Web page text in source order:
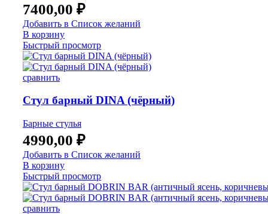
7400,00 ₽
Добавить в Список желаний
В корзину
Быстрый просмотр
сравнить
Стул барный DINA (чёрный)
Барные стулья
4990,00 ₽
Добавить в Список желаний
В корзину
Быстрый просмотр
сравнить